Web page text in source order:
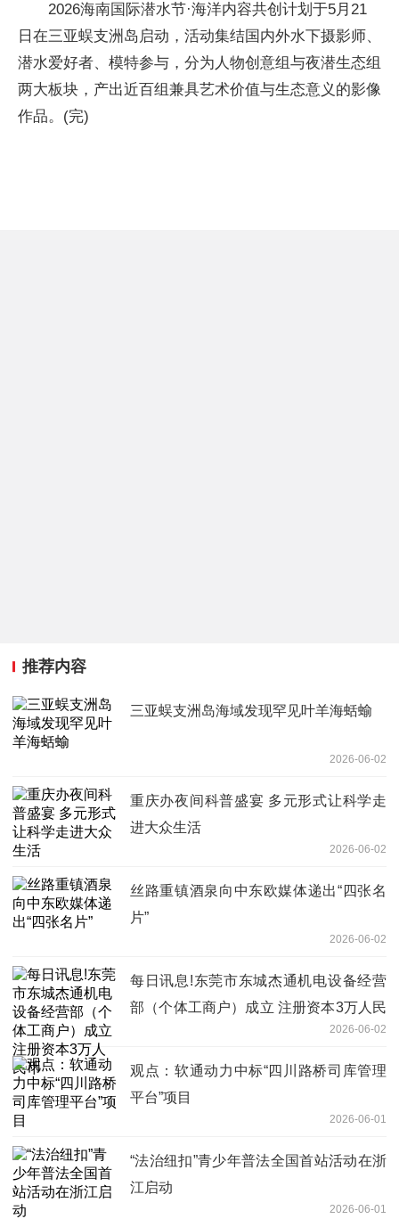
2026海南国际潜水节·海洋内容共创计划于5月21
日在三亚蜈支洲岛启动，活动集结国内外水下摄影师、
潜水爱好者、模特参与，分为人物创意组与夜潜生态组
两大板块，产出近百组兼具艺术价值与生态意义的影像
作品。(完)
推荐内容
三亚蜈支洲岛海域发现罕见叶羊海蛞蝓
2026-06-02
重庆办夜间科普盛宴 多元形式让科学走
进大众生活
2026-06-02
丝路重镇酒泉向中东欧媒体递出“四张名
片”
2026-06-02
每日讯息!东莞市东城杰通机电设备经营
部（个体工商户）成立 注册资本3万人民
2026-06-02
观点：软通动力中标“四川路桥司库管理
平台”项目
2026-06-01
“法治纽扣”青少年普法全国首站活动在浙
江启动
2026-06-01